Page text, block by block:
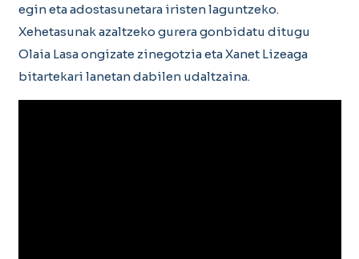
egin eta adostasunetara iristen laguntzeko.
Xehetasunak azaltzeko gurera gonbidatu ditugu
Olaia Lasa ongizate zinegotzia eta Xanet Lizeaga
bitartekari lanetan dabilen udaltzaina.